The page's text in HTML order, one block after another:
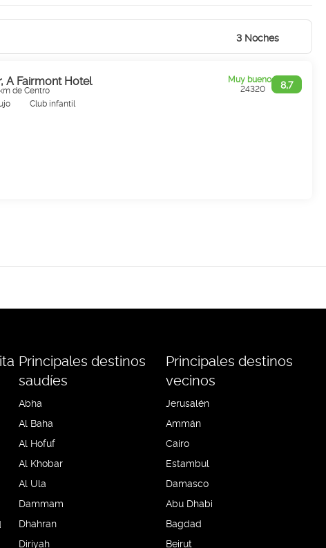
la cueva Jabal Al Thur y la mezquita Masjid e Taneem. Sin
3 Noches
A Fairmont Hotel
de Centro 8,7
Muy bueno
24320
Club infantil
Principales destinos
saudíes
Abha
Al Baha
Al Hofuf
Al Khobar
Al Ula
Dammam
Dhahran
Diriyah
Principales destinos
vecinos
Jerusalén
Ammán
Cairo
Estambul
Damasco
Abu Dhabi
Bagdad
Beirut